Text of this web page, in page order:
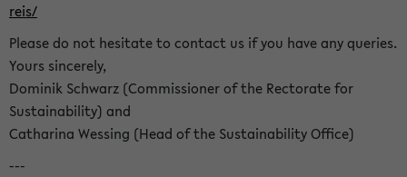
reis/
Please do not hesitate to contact us if you have any queries.
Yours sincerely,
Dominik Schwarz (Commissioner of the Rectorate for
Sustainability) and
Catharina Wessing (Head of the Sustainability Office)
---